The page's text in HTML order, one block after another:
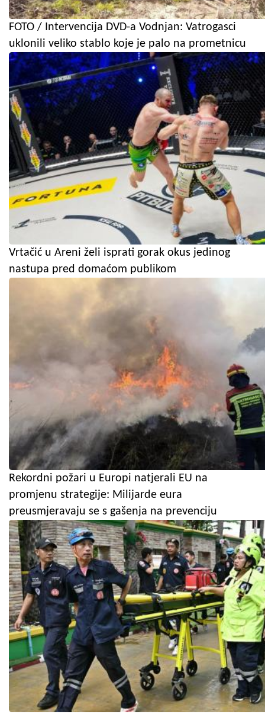
FOTO / Intervencija DVD-a Vodnjan: Vatrogasci
uklonili veliko stablo koje je palo na prometnicu
Vrtačić u Areni želi isprati gorak okus jedinog
nastupa pred domaćom publikom
Rekordni požari u Europi natjerali EU na
promjenu strategije: Milijarde eura
preusmjeravaju se s gašenja na prevenciju